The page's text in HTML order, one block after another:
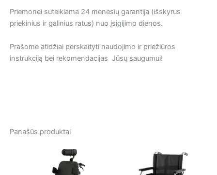
Priemonei suteikiama 24 mėnesių garantija (išskyrus
priekinius ir galinius ratus) nuo įsigijimo dienos.
Prašome atidžiai perskaityti naudojimo ir priežiūros
instrukciją bei rekomendacijas Jūsų saugumui!
Panašūs produktai